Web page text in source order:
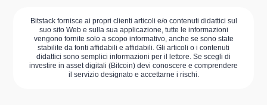
Bitstack fornisce ai propri clienti articoli e/o contenuti didattici sul
suo sito Web e sulla sua applicazione, tutte le informazioni
vengono fornite solo a scopo informativo, anche se sono state
stabilite da fonti affidabili e affidabili. Gli articoli o i contenuti
didattici sono semplici informazioni per il lettore. Se scegli di
investire in asset digitali (Bitcoin) devi conoscere e comprendere
il servizio designato e accettarne i rischi.